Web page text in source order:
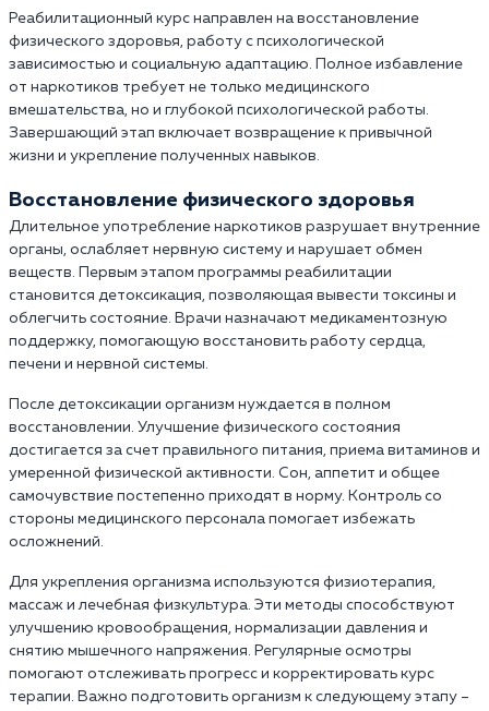
Реабилитационный курс направлен на восстановление
физического здоровья, работу с психологической
зависимостью и социальную адаптацию. Полное избавление
от наркотиков требует не только медицинского
вмешательства, но и глубокой психологической работы.
Завершающий этап включает возвращение к привычной
жизни и укрепление полученных навыков.
Восстановление физического здоровья
Длительное употребление наркотиков разрушает внутренние
органы, ослабляет нервную систему и нарушает обмен
веществ. Первым этапом программы реабилитации
становится детоксикация, позволяющая вывести токсины и
облегчить состояние. Врачи назначают медикаментозную
поддержку, помогающую восстановить работу сердца,
печени и нервной системы.
После детоксикации организм нуждается в полном
восстановлении. Улучшение физического состояния
достигается за счет правильного питания, приема витаминов и
умеренной физической активности. Сон, аппетит и общее
самочувствие постепенно приходят в норму. Контроль со
стороны медицинского персонала помогает избежать
осложнений.
Для укрепления организма используются физиотерапия,
массаж и лечебная физкультура. Эти методы способствуют
улучшению кровообращения, нормализации давления и
снятию мышечного напряжения. Регулярные осмотры
помогают отслеживать прогресс и корректировать курс
терапии. Важно подготовить организм к следующему этапу –